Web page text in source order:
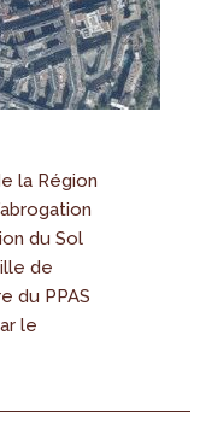
la Région
du Sol
de
du PPAS
le